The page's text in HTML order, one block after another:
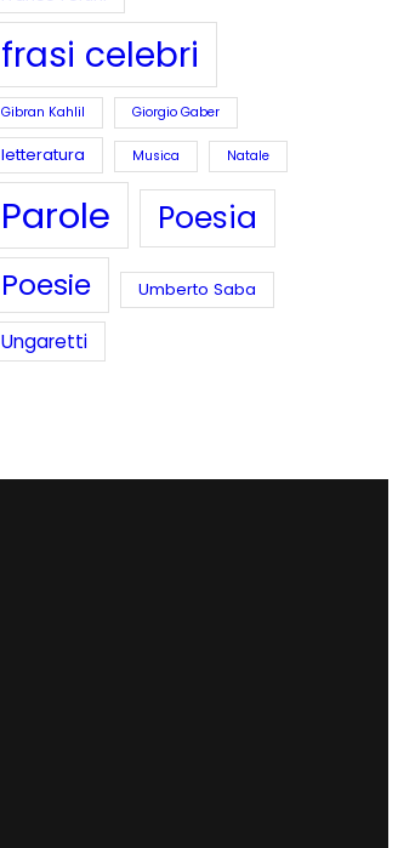
frasi celebri
Gibran Kahlil Giorgio Gaber
letteratura Musica Natale
Parole Poesia
Poesie Umberto Saba
Ungaretti